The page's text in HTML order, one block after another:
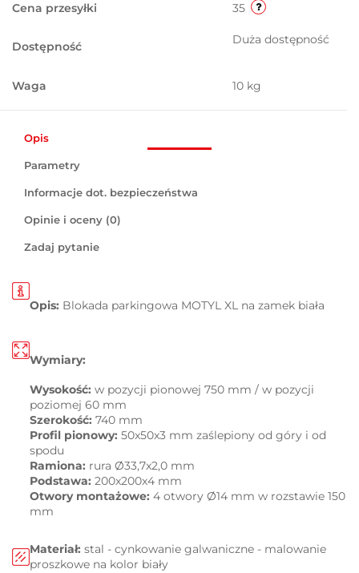
Cena przesyłki 35
Dostępność Duża dostępność
Waga 10 kg
Opis
Parametry
Informacje dot. bezpieczeństwa
Opinie i oceny (0)
Zadaj pytanie
Opis: Blokada parkingowa MOTYL XL na zamek biała
Wymiary:
Wysokość: w pozycji pionowej 750 mm / w pozycji
poziomej 60 mm
Szerokość: 740 mm
Profil pionowy: 50x50x3 mm zaślepiony od góry i od
spodu
Ramiona: rura Ø33,7x2,0 mm
Podstawa: 200x200x4 mm
Otwory montażowe: 4 otwory Ø14 mm w rozstawie 150
mm
Materiał: stal - cynkowanie galwaniczne - malowanie
proszkowe na kolor biały